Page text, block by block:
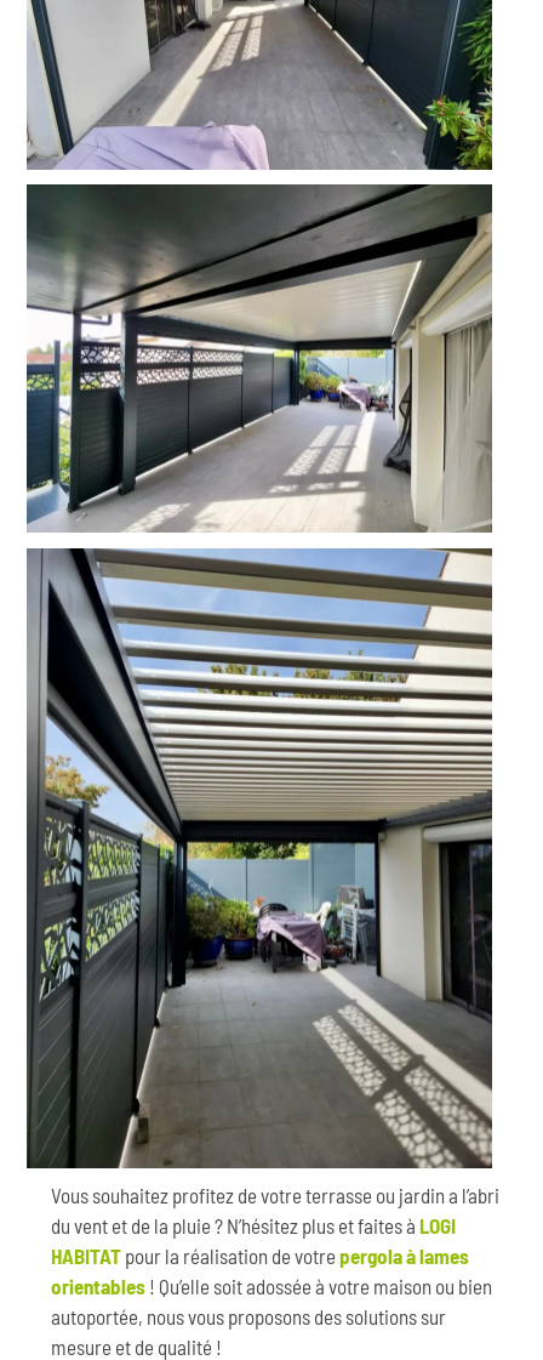
Vous souhaitez profitez de votre terrasse ou jardin a l’abri
du vent et de la pluie ? N’hésitez plus et faites à LOGI
HABITAT pour la réalisation de votrepergola à lames
orientables ! Qu’elle soit adossée à votre maison ou bien
autoportée, nous vous proposons des solutions sur
mesure et de qualité !